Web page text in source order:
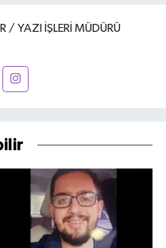
/ YAZI İŞLERI MÜDÜRÜ